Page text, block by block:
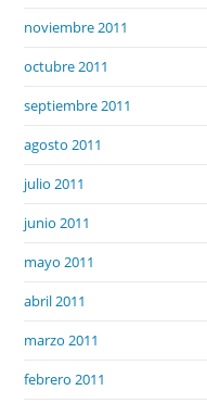
noviembre 2011
octubre 2011
septiembre 2011
agosto 2011
julio 2011
junio 2011
mayo 2011
abril 2011
marzo 2011
febrero 2011